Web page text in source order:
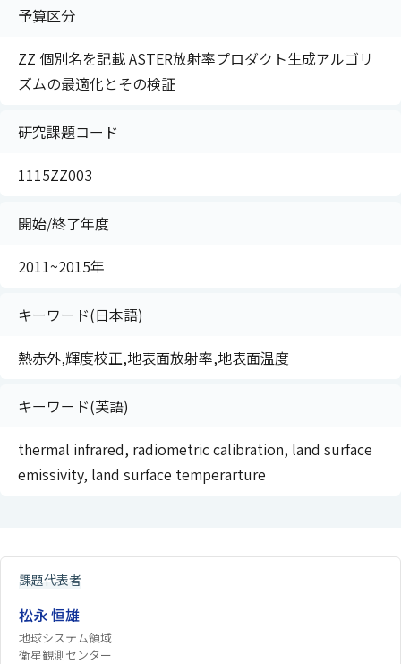
予算区分
ZZ 個別名を記載 ASTER放射率プロダクト生成アルゴリ
ズムの最適化とその検証
研究課題コード
1115ZZ003
開始/終了年度
2011~2015年
キーワード(日本語)
熱赤外,輝度校正,地表面放射率,地表面温度
キーワード(英語)
thermal infrared, radiometric calibration, land surface
emissivity, land surface temperarture
課題代表者
松永 恒雄
地球システム領域
衛星観測センター